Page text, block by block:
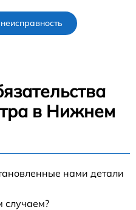
в Нижнем
нами детали
случаем?